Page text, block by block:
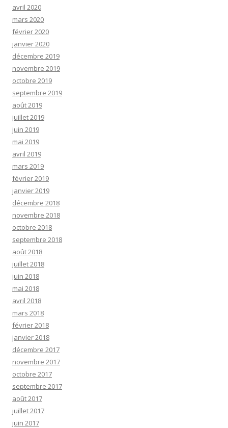
avril 2020
mars 2020
février 2020
janvier 2020
décembre 2019
novembre 2019
octobre 2019
septembre 2019
août 2019
juillet 2019
juin 2019
mai 2019
avril 2019
mars 2019
février 2019
janvier 2019
décembre 2018
novembre 2018
octobre 2018
septembre 2018
août 2018
juillet 2018
juin 2018
mai 2018
avril 2018
mars 2018
février 2018
janvier 2018
décembre 2017
novembre 2017
octobre 2017
septembre 2017
août 2017
juillet 2017
juin 2017